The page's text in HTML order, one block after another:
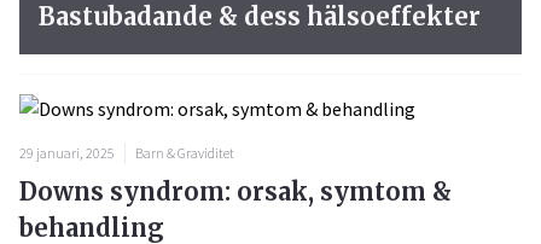
Bastubadande & dess hälsoeffekter
29 januari, 2025 Barn & Graviditet
Downs syndrom: orsak, symtom &
behandling